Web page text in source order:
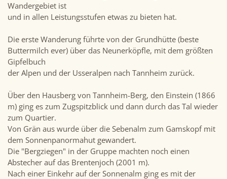
Wandergebiet ist
und in allen Leistungsstufen etwas zu bieten hat.
Die erste Wanderung führte von der Grundhütte (beste
Buttermilch ever) über das Neunerköpfle, mit dem größten
Gipfelbuch
der Alpen und der Usseralpen nach Tannheim zurück.
Über den Hausberg von Tannheim-Berg, den Einstein (1866
m) ging es zum Zugspitzblick und dann durch das Tal wieder
zum Quartier.
Von Grän aus wurde über die Sebenalm zum Gamskopf mit
dem Sonnenpanormahut gewandert.
Die "Bergziegen" in der Gruppe machten noch einen
Abstecher auf das Brentenjoch (2001 m).
Nach einer Einkehr auf der Sonnenalm ging es mit der